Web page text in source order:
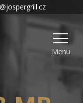
Menu